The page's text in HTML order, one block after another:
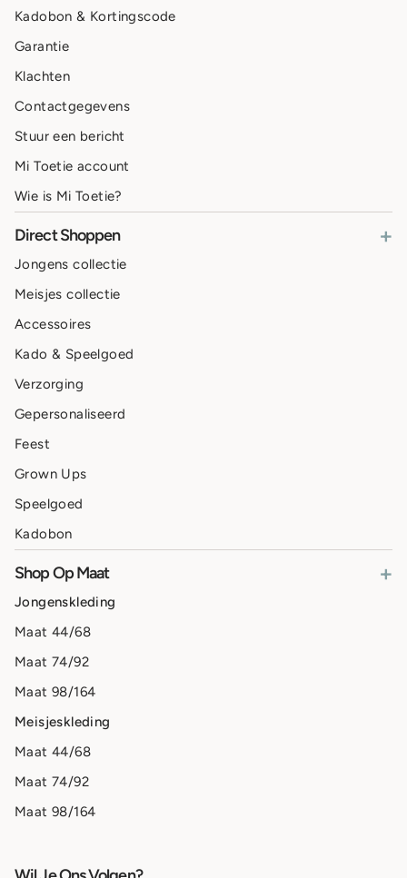
Kadobon & Kortingscode
Garantie
Klachten
Contactgegevens
Stuur een bericht
Mi Toetie account
Wie is Mi Toetie?
Direct Shoppen +
Jongens collectie
Meisjes collectie
Accessoires
Kado & Speelgoed
Verzorging
Gepersonaliseerd
Feest
Grown Ups
Speelgoed
Kadobon
Shop Op Maat +
Jongenskleding
Maat 44/68
Maat 74/92
Maat 98/164
Meisjeskleding
Maat 44/68
Maat 74/92
Maat 98/164